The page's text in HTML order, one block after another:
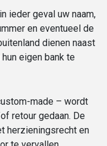
ieder geval uw naam,
en eventueel de
dienen naast
eigen bank te
made – wordt
retour gedaan. De
herzieningsrecht en